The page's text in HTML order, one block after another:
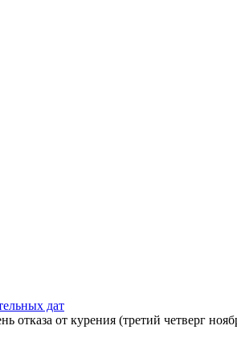
дат
отказа от курения (третий четверг